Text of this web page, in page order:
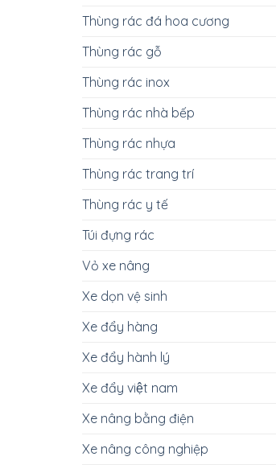
Thùng rác đá hoa cương
Thùng rác gỗ
Thùng rác inox
Thùng rác nhà bếp
Thùng rác nhựa
Thùng rác trang trí
Thùng rác y tế
Túi đựng rác
Vỏ xe nâng
Xe dọn vệ sinh
Xe đẩy hàng
Xe đẩy hành lý
Xe đẩy việt nam
Xe nâng bằng điện
Xe nâng công nghiệp